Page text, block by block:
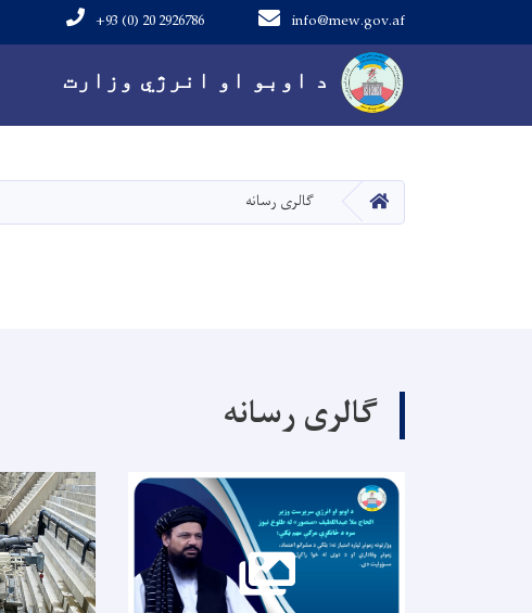
د اوبو او انرژي وزارت
info@mew.gov.af
+93 (0) 20 2926786
Main navigation
کور گالری رسانه
گالری رسانه